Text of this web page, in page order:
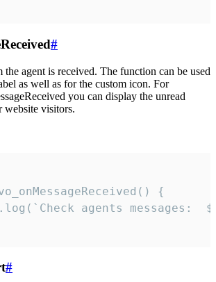
#
the agent is received. The function can be used
as well as for the custom icon. For
you can display the unread
website visitors.
{
#